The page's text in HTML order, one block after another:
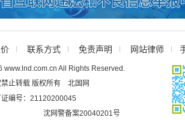
联系方式 免责声明 网站律师
All Rights Reserved.
止转载 版权所有 北国网
编号：21120200045
沈网警备案20040201号